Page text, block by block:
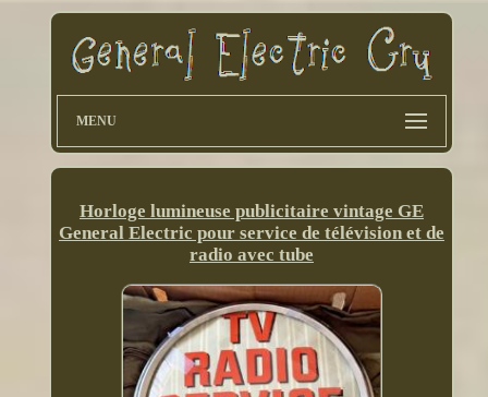
MENU
Horloge lumineuse publicitaire vintage GE
General Electric pour service de télévision et de
radio avec tube